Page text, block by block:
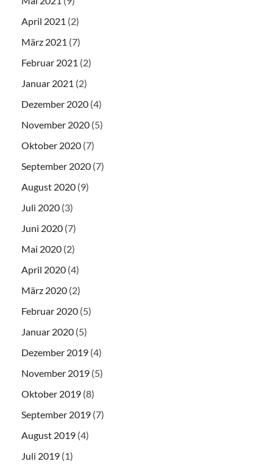
April 2021 (2)
März 2021 (7)
Februar 2021 (2)
Januar 2021 (2)
Dezember 2020 (4)
November 2020 (5)
Oktober 2020 (7)
September 2020 (7)
August 2020 (9)
Juli 2020 (3)
Juni 2020 (7)
Mai 2020 (2)
April 2020 (4)
März 2020 (2)
Februar 2020 (5)
Januar 2020 (5)
Dezember 2019 (4)
November 2019 (5)
Oktober 2019 (8)
September 2019 (7)
August 2019 (4)
Juli 2019 (1)